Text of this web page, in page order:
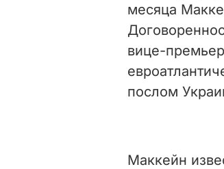
месяца
вице-
послом
Маккейн